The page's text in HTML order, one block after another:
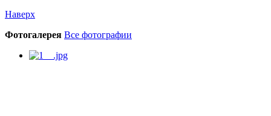
Наверх
Фотогалерея Все фотографии